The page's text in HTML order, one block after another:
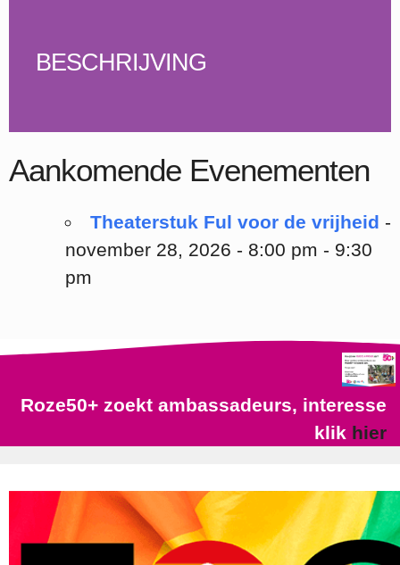
BESCHRIJVING
Aankomende Evenementen
Theaterstuk Ful voor de vrijheid -
november 28, 2026 - 8:00 pm - 9:30
pm
Roze50+ zoekt ambassadeurs, interesse
klik hier